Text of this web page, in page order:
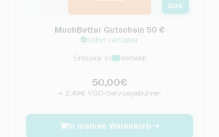
50€
MuchBetter Gutschein 50 €
sofort verfügbar
Einlösbar in: Weltweit
50,00€
+ 2,49€ VGO-Servicegebühren
In meinen Warenkorb